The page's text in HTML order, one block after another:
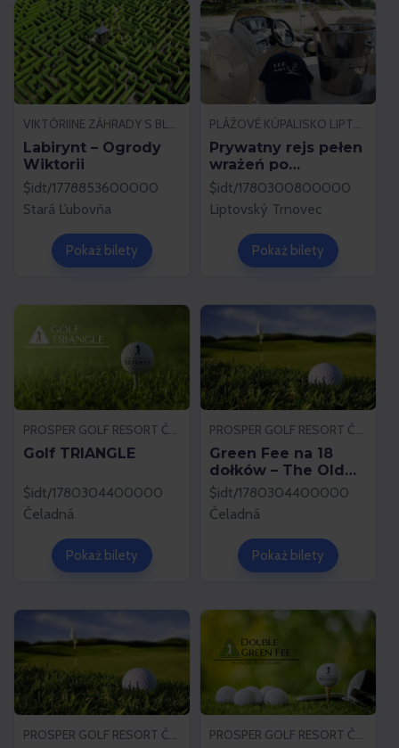
VIKTÓRIINE ZÁHRADY S BLUDISKOM ČERTOVA SKALA, STARÁ ĽUBOVŇA
Labirynt – Ogrody
Wiktorii
$idt/1778853600000
Stará Ľubovňa
Pokaż bilety
PLÁŽOVÉ KÚPALISKO LIPTOVSKÝ TRNOVEC, LIPTOVSKÝ TRNOVEC
Prywatny rejs pełen
wrażeń po
Liptovskej Marze
$idt/1780300800000
Liptovský Trnovec
Pokaż bilety
Golf TRIANGLE
$idt/1780304400000
Čeladná
Pokaż bilety
Green Fee na 18
dołków – The Old
Cours
$idt/1780304400000
Čeladná
Pokaż bilety
PROSPER GOLF RESORT ČELADNÁ PROSPER GOLF RESORT ČELADNÁ